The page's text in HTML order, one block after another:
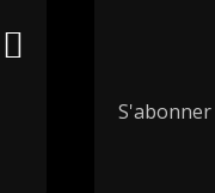
S'abonner